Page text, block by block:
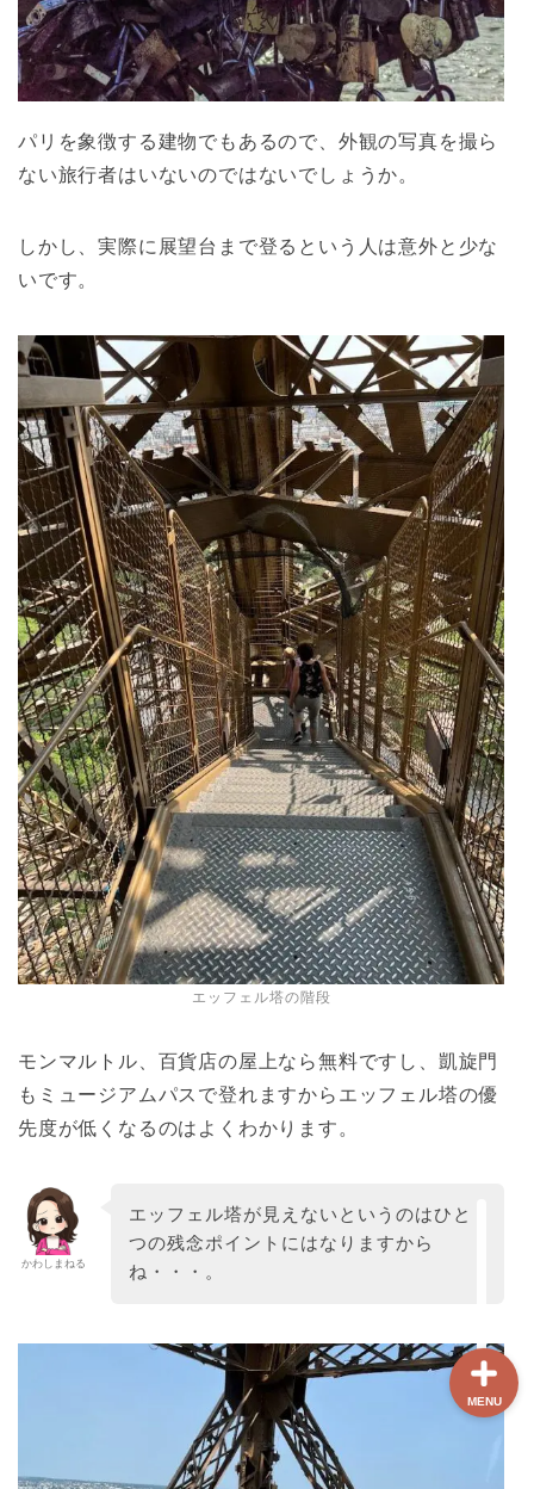
パリを象徴する建物でもあるので、外観の写真を撮ら
ない旅行者はいないのではないでしょうか。
しかし、実際に展望台まで登るという人は意外と少な
いです。
エッフェル塔の階段
モンマルトル、百貨店の屋上なら無料ですし、凱旋門
もミュージアムパスで登れますからエッフェル塔の優
先度が低くなるのはよくわかります。
かわしまねる
エッフェル塔が見えないというのはひと
つの残念ポイントにはなりますから
ね・・・。
MENU
【最新版】パリ治安情報
フランスボックスについ
て